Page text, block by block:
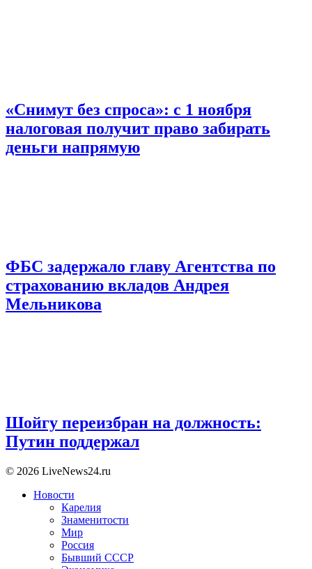
«Снимут без спроса»: с 1 ноября
налоговая получит право забирать
деньги напрямую
ФБС задержало главу Агентства по
страхованию вкладов Андрея
Мельникова
Шойгу переизбран на должность:
Путин поддержал
© 2026 LiveNews24.ru
Новости
Карелия
Знаменитости
Мир
Россия
Бывший СССР